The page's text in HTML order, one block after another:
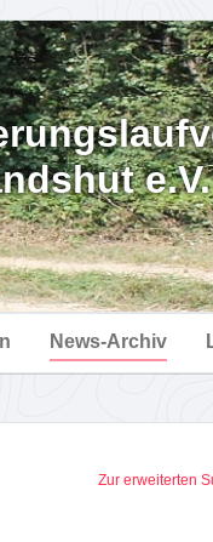
e.V.
News-Archiv
Zur erweiterten